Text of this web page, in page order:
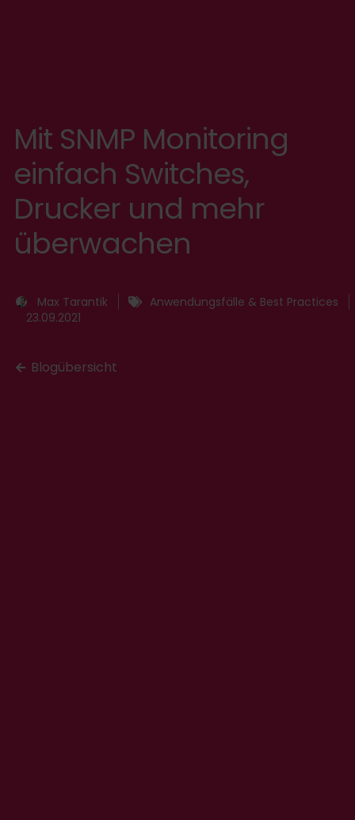
Mit SNMP Monitoring
einfach Switches,
Drucker und mehr
überwachen
Max Tarantik
Anwendungsfälle & Best Practices
23.09.2021
Blogübersicht